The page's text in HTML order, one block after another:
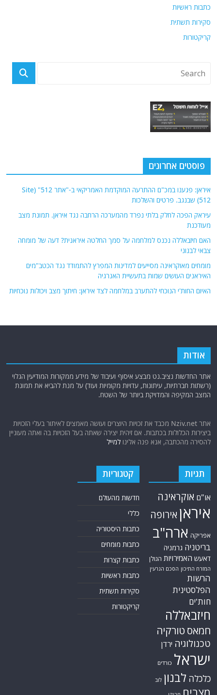
כתבות ראשיות
סקירות תשתית
קריקטורות
פוסטים אחרונים
איראן: פגענו במכ"ם ההתרעה המוקדמת האמריקאי ב-"אתר 512" (Site
512) שבנגב. פרטים והשלכות
עיראק הפכה לחלק בלתי נפרד מהמערכה הרחבה נגד איראן. תמונת מצב
מעודכנת
האם חיזבאללה נכנס למלחמה על סמך החלטה איראנית? דעה של מומחה
צבאי לבנוני
מומחים מאוקראינה מסייעים למדינות המפרץ להתמודד נגד הכטב"מים
האיראנים העושים שמות בתעשיית האנרגיה
האיום החות'י הנוכחי להתערב במלחמה לצד איראן: חיתוך מצב ויכולות נוכחיות
אודות
אתר החדשות נציב.נט מבצע איסוף ועיבוד של מידע ממקורות המודיעין הגלוי
(רשתות חברתיות, עיתונות, עדויות מקומיות ועוד) על מנת להביא את תמונת
המצב המקיפה והמדויקת ביותר של השטח.
אתר Nziv.net מכבד את זכויות היוצרים ועושה מאמצים לאיתור בעלי הזכויות
ביצירות הכלולות בכתבות. אם זיהית יצירה שאתה בעל הזכויות בה ואתה מעוניין
להסירה מהכתבה, אנא פנה אלינולמייל
תגיות
או"ם אוקראינה
איראן אירופה
אפריקה ארה"ב
בריטניה גרמניה
דאעש האמירויות הגולן
המזרח התיכון הסכם הגרעין
הרשות
הפלסטינית
חות'ים
חיזבאללה
חמאס טורקיה
טכנולוגיה ירדן
ישראל כורדים
כלכלה לבנון לוב
קטגוריות
חדשות מהעולם
כללי
כתבות היסטוריה
כתבות מומחים
כתבות קצרות
כתבות ראשיות
סקירות תשתית
קריקטורות